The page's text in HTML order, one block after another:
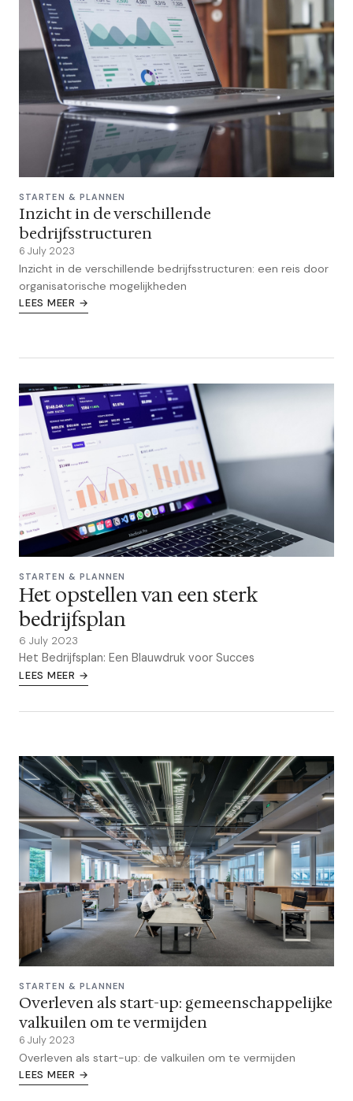
STARTEN & PLANNEN
Inzicht in de verschillende
bedrijfsstructuren
6 July 2023
Inzicht in de verschillende bedrijfsstructuren: een reis door
organisatorische mogelijkheden
LEES MEER →
STARTEN & PLANNEN
Het opstellen van een sterk
bedrijfsplan
6 July 2023
Het Bedrijfsplan: Een Blauwdruk voor Succes
LEES MEER →
STARTEN & PLANNEN
Overleven als start-up: gemeenschappelijke
valkuilen om te vermijden
6 July 2023
Overleven als start-up: de valkuilen om te vermijden
LEES MEER →